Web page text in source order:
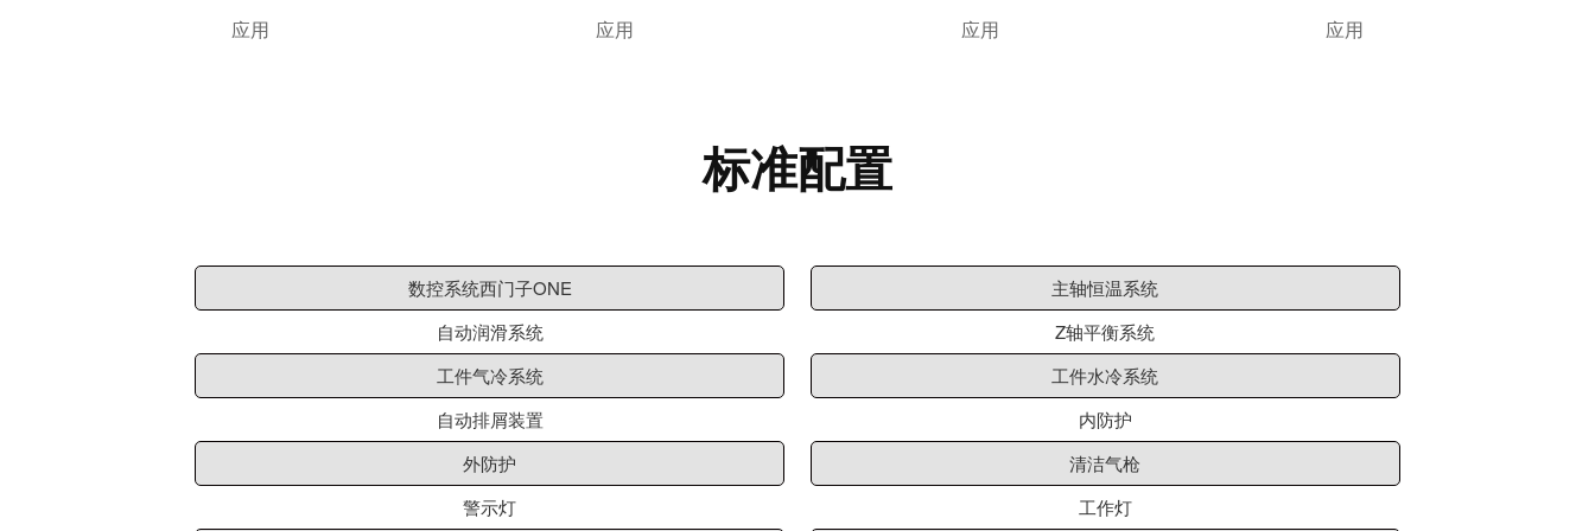
应用 应用 应用 应用
标准配置
数控系统西门子ONE
主轴恒温系统
自动润滑系统
Z轴平衡系统
工件气冷系统
工件水冷系统
自动排屑装置
内防护
外防护
清洁气枪
警示灯
工作灯